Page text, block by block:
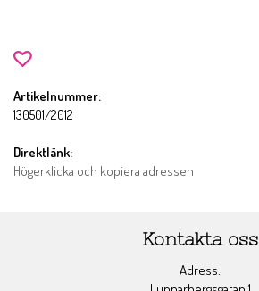
Artikelnummer:
130501/2012
Direktlänk:
Högerklicka och kopiera adressen
Kontakta oss
Adress: